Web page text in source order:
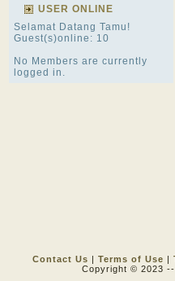
USER ONLINE
Selamat Datang Tamu!
Guest(s)online: 10
No Members are currently
logged in.
Contact Us | Terms of Use |
Copyright © 2023